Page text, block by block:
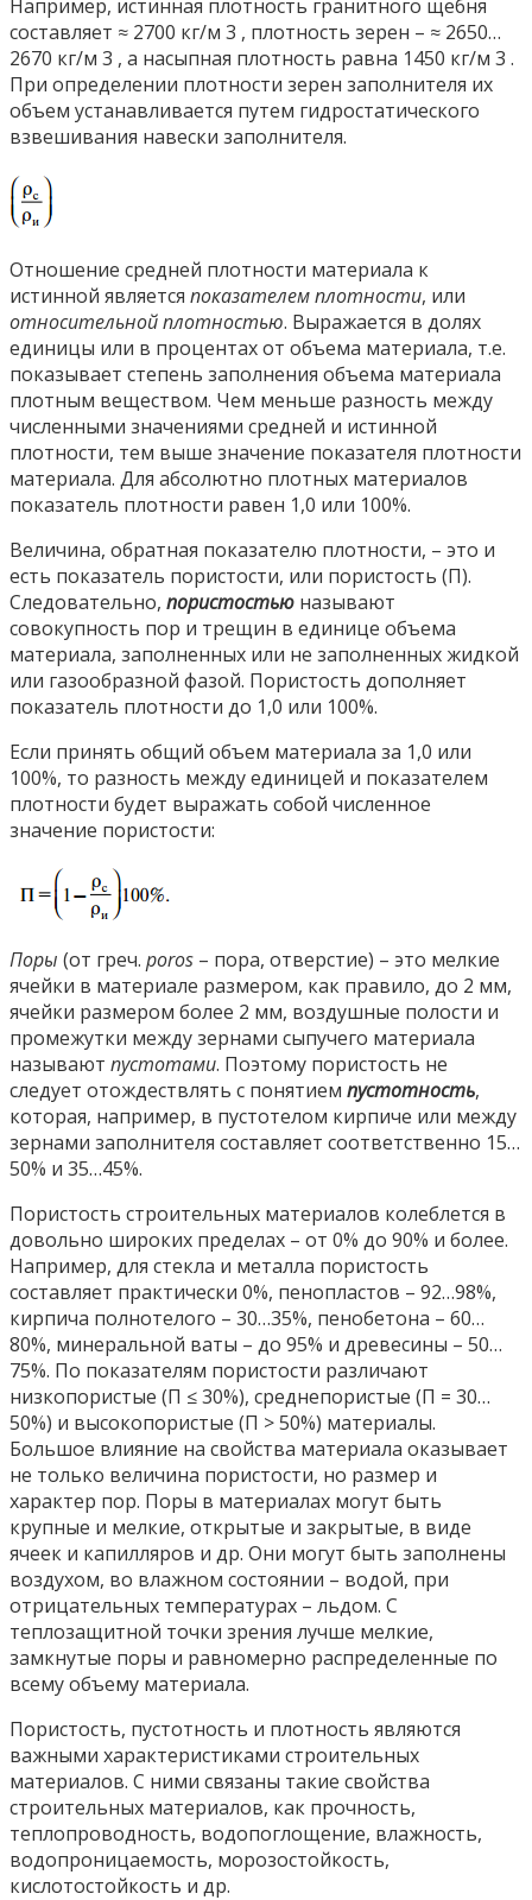
Например, истинная плотность гранитного щебня
составляет ≈ 2700 кг/м 3 , плотность зерен – ≈ 2650…
2670 кг/м 3 , а насыпная плотность равна 1450 кг/м 3 .
При определении плотности зерен заполнителя их
объем устанавливается путем гидростатического
взвешивания навески заполнителя.
Отношение средней плотности материала к
истинной является показателем плотности, или
относительной плотностью. Выражается в долях
единицы или в процентах от объема материала, т.е.
показывает степень заполнения объема материала
плотным веществом. Чем меньше разность между
численными значениями средней и истинной
плотности, тем выше значение показателя плотности
материала. Для абсолютно плотных материалов
показатель плотности равен 1,0 или 100%.
Величина, обратная показателю плотности, – это и
есть показатель пористости, или пористость (П).
Следовательно, пористостью называют
совокупность пор и трещин в единице объема
материала, заполненных или не заполненных жидкой
или газообразной фазой. Пористость дополняет
показатель плотности до 1,0 или 100%.
Если принять общий объем материала за 1,0 или
100%, то разность между единицей и показателем
плотности будет выражать собой численное
значение пористости:
Поры (от греч. poros – пора, отверстие) – это мелкие
ячейки в материале размером, как правило, до 2 мм,
ячейки размером более 2 мм, воздушные полости и
промежутки между зернами сыпучего материала
называют пустотами. Поэтому пористость не
следует отождествлять с понятием пустотность,
которая, например, в пустотелом кирпиче или между
зернами заполнителя составляет соответственно 15…
50% и 35…45%.
Пористость строительных материалов колеблется в
довольно широких пределах – от 0% до 90% и более.
Например, для стекла и металла пористость
составляет практически 0%, пенопластов – 92…98%,
кирпича полнотелого – 30…35%, пенобетона – 60…
80%, минеральной ваты – до 95% и древесины – 50…
75%. По показателям пористости различают
низкопористые (П ≤ 30%), среднепористые (П = 30…
50%) и высокопористые (П > 50%) материалы.
Большое влияние на свойства материала оказывает
не только величина пористости, но размер и
характер пор. Поры в материалах могут быть
крупные и мелкие, открытые и закрытые, в виде
ячеек и капилляров и др. Они могут быть заполнены
воздухом, во влажном состоянии – водой, при
отрицательных температурах – льдом. С
теплозащитной точки зрения лучше мелкие,
замкнутые поры и равномерно распределенные по
всему объему материала.
Пористость, пустотность и плотность являются
важными характеристиками строительных
материалов. С ними связаны такие свойства
строительных материалов, как прочность,
теплопроводность, водопоглощение, влажность,
водопроницаемость, морозостойкость,
кислотостойкость и др.